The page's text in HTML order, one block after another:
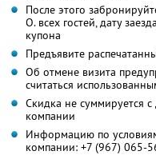
После этого
О. всех гостей, дату
купона
Предъявите
Об отмене визита
считаться
Скидка не суммируется
компании
Информацию по
компании: +7 (967) 065-